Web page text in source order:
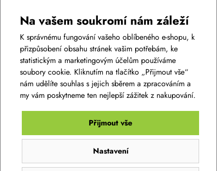
Dámská bunda SILVINI Gela WJ2235
AKCE -34%
1 890 Kč
Na vašem soukromí nám záleží
K správnému fungování vašeho oblíbeného e-shopu, k
přizpůsobení obsahu stránek vašim potřebám, ke
statistickým a marketingovým účelům používáme
soubory cookie. Kliknutím na tlačítko „Přijmout vše“
nám udělíte souhlas s jejich sběrem a zpracováním a
my vám poskytneme ten nejlepší zážitek z nakupování.
Nastavení
Přijmout vše